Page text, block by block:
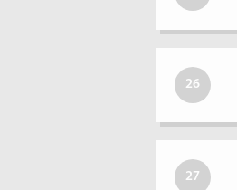
26
27